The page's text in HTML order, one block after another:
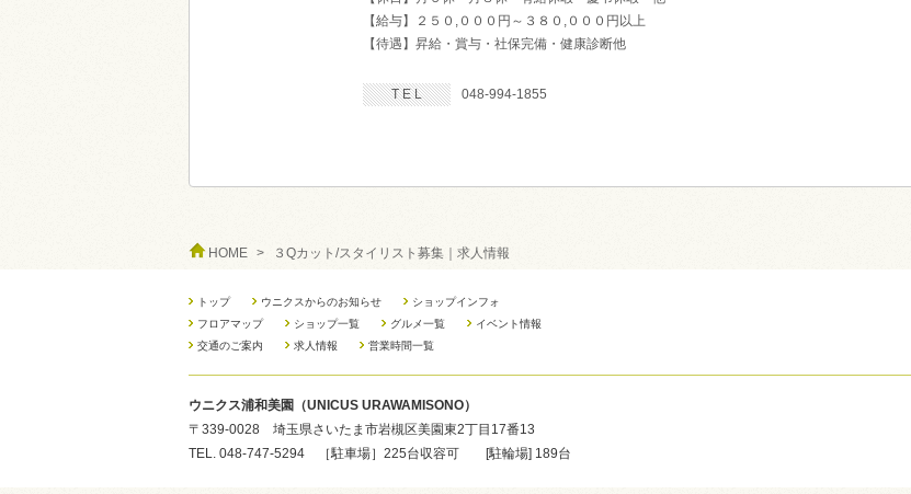
【給与】２５０,０００円～３８０,０００円以上
【待遇】昇給・賞与・社保完備・健康診断他
T E L 048-994-1855
HOME > ３Qカット/スタイリスト募集｜求人情報
トップ ウニクスからのお知らせ
ショップインフォ
フロアマップ
ショップ一覧 グルメ一覧
イベント情報
交通のご案内
求人情報 営業時間一覧
ウニクス浦和美園（UNICUS URAWAMISONO）
〒339-0028 埼玉県さいたま市岩槻区美園東2丁目17番13
TEL. 048-747-5294 ［駐車場］225台収容可 [駐輪場] 189台